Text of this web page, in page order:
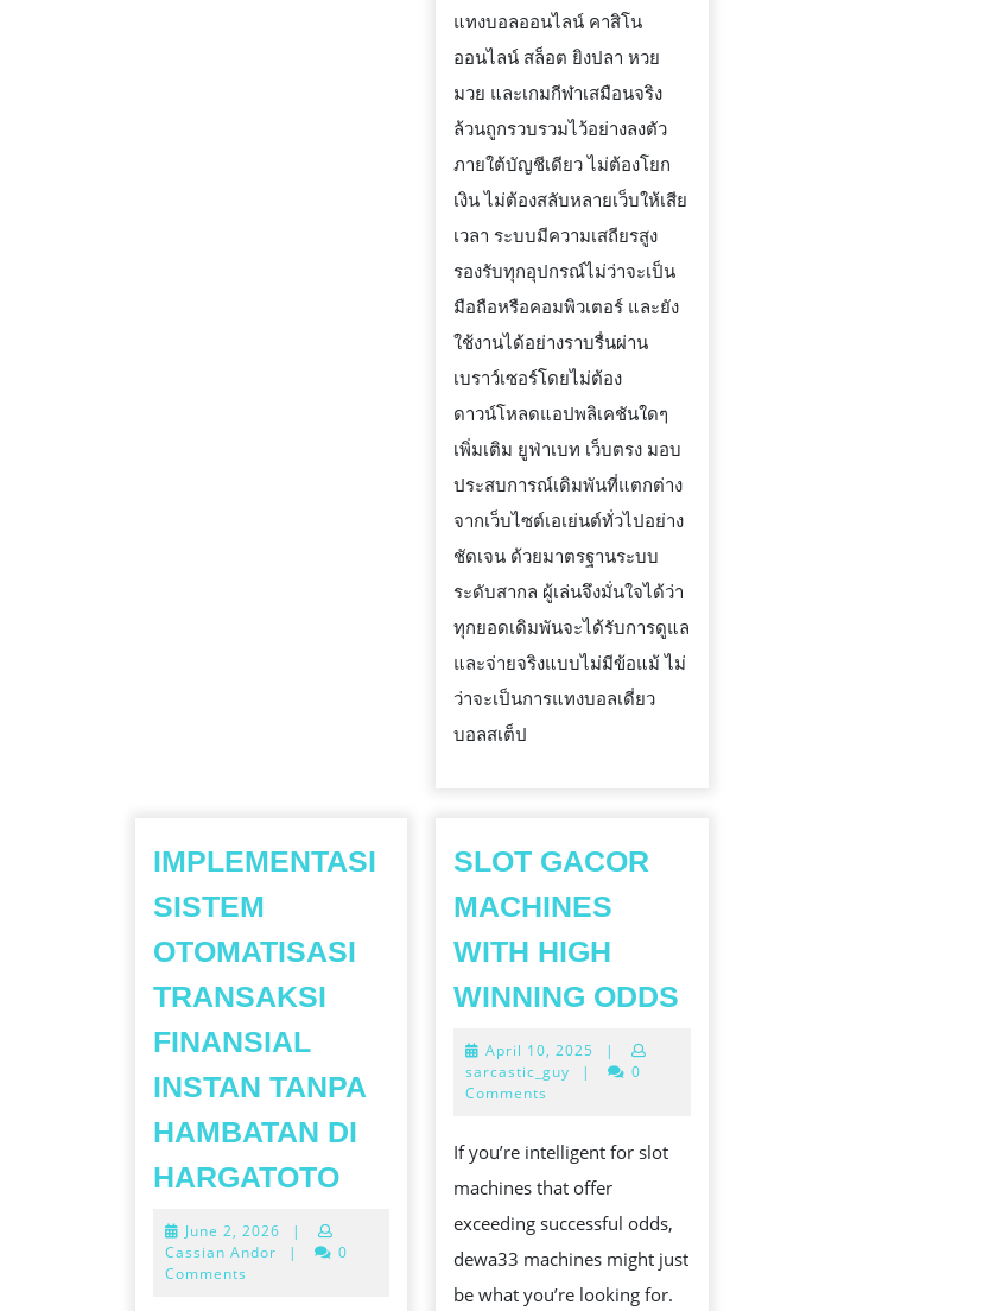
แทงบอลออนไลน์ คาสิโน
ออนไลน์ สล็อต ยิงปลา หวย
มวย และเกมกีฬาเสมือนจริง
ล้วนถูกรวบรวมไว้อย่างลงตัว
ภายใต้บัญชีเดียว ไม่ต้องโยก
เงิน ไม่ต้องสลับหลายเว็บให้เสีย
เวลา ระบบมีความเสถียรสูง
รองรับทุกอุปกรณ์ไม่ว่าจะเป็น
มือถือหรือคอมพิวเตอร์ และยัง
ใช้งานได้อย่างราบรื่นผ่าน
เบราว์เซอร์โดยไม่ต้อง
ดาวน์โหลดแอปพลิเคชันใดๆ
เพิ่มเติม ยูฟ่าเบท เว็บตรง มอบ
ประสบการณ์เดิมพันที่แตกต่าง
จากเว็บไซต์เอเย่นต์ทั่วไปอย่าง
ชัดเจน ด้วยมาตรฐานระบบ
ระดับสากล ผู้เล่นจึงมั่นใจได้ว่า
ทุกยอดเดิมพันจะได้รับการดูแล
และจ่ายจริงแบบไม่มีข้อแม้ ไม่
ว่าจะเป็นการแทงบอลเดี่ยว
บอลสเต็ป
IMPLEMENTASI
SISTEM
OTOMATISASI
TRANSAKSI
FINANSIAL
INSTAN TANPA
HAMBATAN DI
HARGATOTOIMPLEMENTASI
OTOMATISASI
TRANSAKSI
June 2, 2026 June
2,
|
Cassian Andor
|
0
Comments
SLOT GACOR
MACHINES
WITH HIGH
WINNING ODDS
April 10, 2025 April
10,
|
sarcastic_guy
|
0
Comments
If you’re intelligent for slot
machines that offer
exceeding successful odds,
dewa33 machines might just
be what you’re looking for.